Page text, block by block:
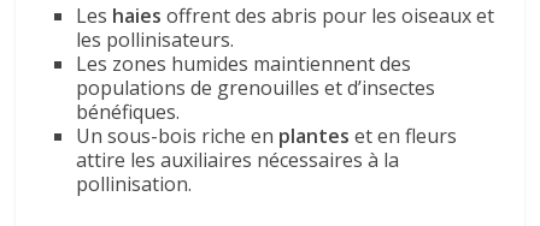
Les haies offrent des abris pour les oiseaux et
les pollinisateurs.
Les zones humides maintiennent des
populations de grenouilles et d’insectes
bénéfiques.
Un sous-bois riche en plantes et en fleurs
attire les auxiliaires nécessaires à la
pollinisation.